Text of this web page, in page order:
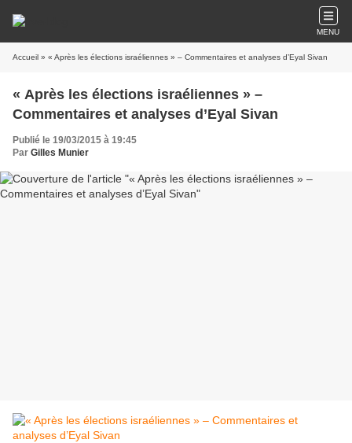
MENU
Accueil » « Après les élections israéliennes » – Commentaires et analyses d’Eyal Sivan
« Après les élections israéliennes » –
Commentaires et analyses d’Eyal Sivan
Publié le 19/03/2015 à 19:45
Par Gilles Munier